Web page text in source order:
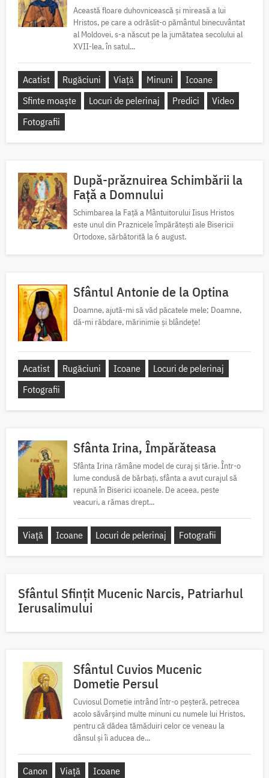
Această floare duhovnicească și mireasă a lui
Hristos, pe care a odrăslit-o pământul binecuvântat
al Moldovei, s-a născut pe la jumătatea secolului al
XVII-lea, în satul...
Acatist Rugăciuni Viață Minuni
Icoane
Sfinte moaște
Locuri de pelerinaj Predici
Video
Fotografii
După-prăznuirea Schimbării la
Față a Domnului
Schimbarea la Față a Mântuitorului Iisus Hristos
este unul din Praznicele împărătești ale Bisericii
Ortodoxe, sărbătorită la 6 august.
Sfântul Antonie de la Optina
Doamne, ajută-mi să văd păcatele mele; Doamne,
dă-mi răbdare, mărinimie şi blândeţe!
Acatist Rugăciuni Icoane
Locuri de pelerinaj
Fotografii
Sfânta Irina, Împărăteasa
Sfânta Irina rămâne model de curaj și tărie. Într-o
lume condusă de bărbați, sfânta a avut curajul să
repună în Biserici icoanele. De aceea, peste
veacuri, a rămas drept...
Viață Icoane Locuri de pelerinaj Fotografii
Sfântul Sfinţit Mucenic Narcis, Patriarhul
Ierusalimului
Sfântul Cuvios Mucenic
Dometie Persul
Cuviosul Dometie intrând într-o peșteră, petrecea
acolo săvârșind multe minuni cu numele lui Hristos,
pentru că dădea tămăduiri celor ce veneau la
dânsul și îi aducea de...
Canon Viață Icoane